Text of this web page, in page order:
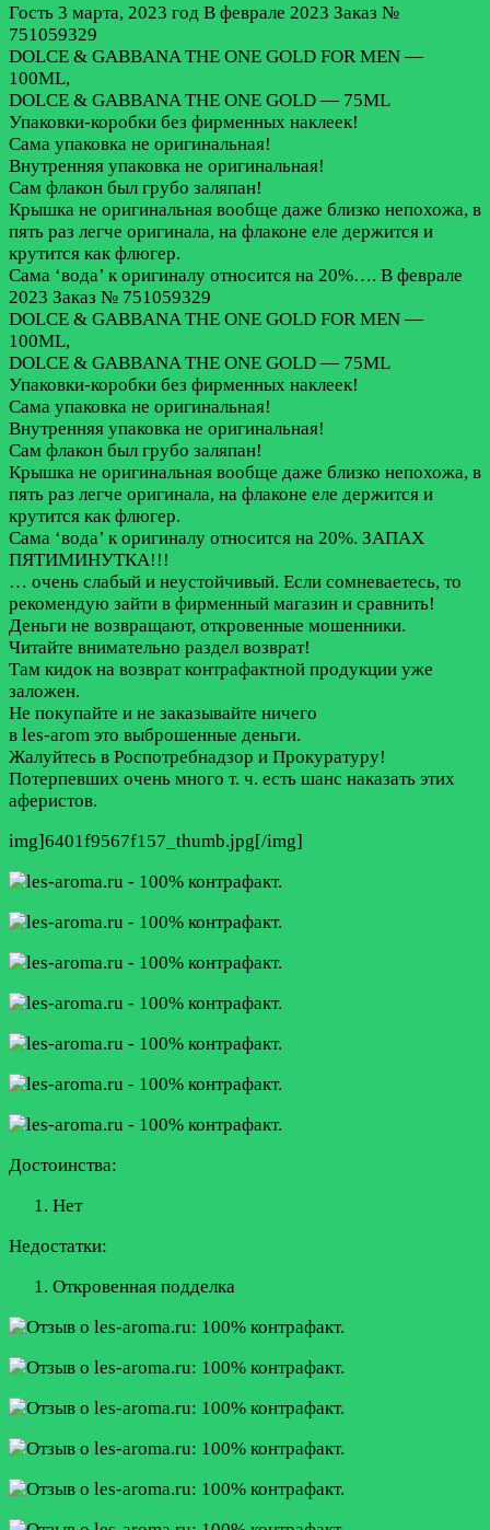
Гость 3 марта, 2023 год В феврале 2023 Заказ №
751059329
DOLCE & GABBANA THE ONE GOLD FOR MEN —
100ML,
DOLCE & GABBANA THE ONE GOLD — 75ML
Упаковки-коробки без фирменных наклеек!
Сама упаковка не оригинальная!
Внутренняя упаковка не оригинальная!
Сам флакон был грубо заляпан!
Крышка не оригинальная вообще даже близко непохожа, в
пять раз легче оригинала, на флаконе еле держится и
крутится как флюгер.
Сама ‘вода’ к оригиналу относится на 20%…. В феврале
2023 Заказ № 751059329
DOLCE & GABBANA THE ONE GOLD FOR MEN —
100ML,
DOLCE & GABBANA THE ONE GOLD — 75ML
Упаковки-коробки без фирменных наклеек!
Сама упаковка не оригинальная!
Внутренняя упаковка не оригинальная!
Сам флакон был грубо заляпан!
Крышка не оригинальная вообще даже близко непохожа, в
пять раз легче оригинала, на флаконе еле держится и
крутится как флюгер.
Сама ‘вода’ к оригиналу относится на 20%. ЗАПАХ
ПЯТИМИНУТКА!!!
… очень слабый и неустойчивый. Если сомневаетесь, то
рекомендую зайти в фирменный магазин и сравнить!
Деньги не возвращают, откровенные мошенники.
Читайте внимательно раздел возврат!
Там кидок на возврат контрафактной продукции уже
заложен.
Не покупайте и не заказывайте ничего
в les-arom это выброшенные деньги.
Жалуйтесь в Роспотребнадзор и Прокуратуру!
Потерпевших очень много т. ч. есть шанс наказать этих
аферистов.
img]6401f9567f157_thumb.jpg[/img]
Достоинства:
Нет
Недостатки:
Откровенная подделка